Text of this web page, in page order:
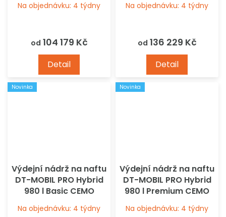
Na objednávku: 4 týdny
od 104 179 Kč
Detail
Na objednávku: 4 týdny
od 136 229 Kč
Detail
Novinka
Výdejní nádrž na naftu
DT-MOBIL PRO Hybrid
980 l Basic CEMO
Na objednávku: 4 týdny
Novinka
Výdejní nádrž na naftu
DT-MOBIL PRO Hybrid
980 l Premium CEMO
Na objednávku: 4 týdny